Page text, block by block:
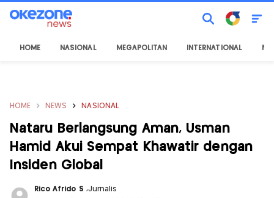
HOME NASIONAL MEGAPOLITAN INTERNATIONAL
HOME NEWS NASIONAL
Nataru Berlangsung Aman, Usman
Hamid Akui Sempat Khawatir dengan
Insiden Global
Rico Afrido S ,Jurnalis